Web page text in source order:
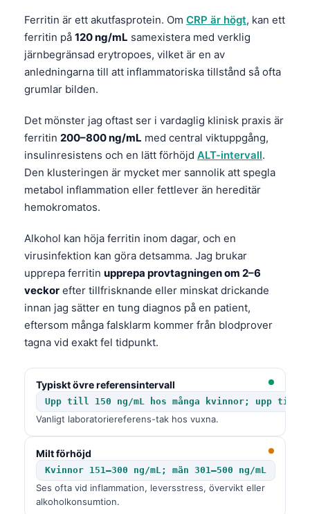
Ferritin är ett akutfasprotein. Om CRP är högt, kan ett
ferritin på 120 ng/mL samexistera med verklig
järnbegränsad erytropoes, vilket är en av
anledningarna till att inflammatoriska tillstånd så ofta
grumlar bilden.
Det mönster jag oftast ser i vardaglig klinisk praxis är
ferritin 200–800 ng/mL med central viktuppgång,
insulinresistens och en lätt förhöjd ALT-intervall.
Den klusteringen är mycket mer sannolik att spegla
metabol inflammation eller fettlever än hereditär
hemokromatos.
Alkohol kan höja ferritin inom dagar, och en
virusinfektion kan göra detsamma. Jag brukar
upprepa ferritin upprepa provtagningen om 2–6
veckor efter tillfrisknande eller minskat drickande
innan jag sätter en tung diagnos på en patient,
eftersom många falsklarm kommer från blodprover
tagna vid exakt fel tidpunkt.
Typiskt övre referensintervall
Upp till 150 ng/mL hos många kvinnor; upp till
Vanligt laboratoriereferens-tak hos vuxna.
Milt förhöjd
Kvinnor 151–300 ng/mL; män 301–500 ng/mL
Ses ofta vid inflammation, leversstress, övervikt eller
alkoholkonsumtion.